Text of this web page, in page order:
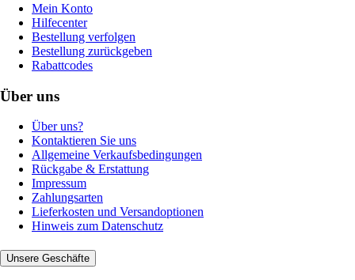
Mein Konto
Hilfecenter
Bestellung verfolgen
Bestellung zurückgeben
Rabattcodes
Über uns
Über uns?
Kontaktieren Sie uns
Allgemeine Verkaufsbedingungen
Rückgabe & Erstattung
Impressum
Zahlungsarten
Lieferkosten und Versandoptionen
Hinweis zum Datenschutz
Unsere Geschäfte